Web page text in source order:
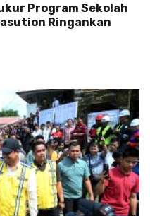
Program Sekolah
Ringankan